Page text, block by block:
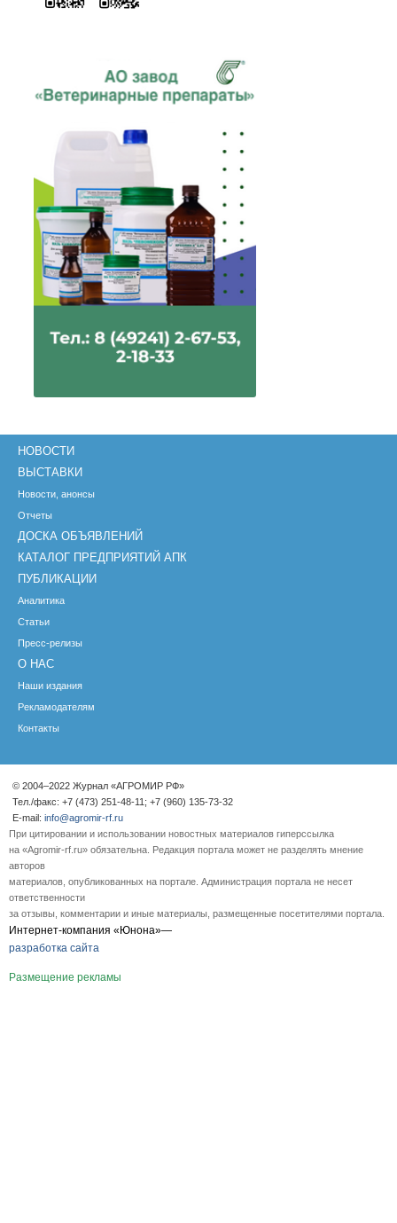
НОВОСТИ
ВЫСТАВКИ
Новости, анонсы
Отчеты
ДОСКА ОБЪЯВЛЕНИЙ
КАТАЛОГ ПРЕДПРИЯТИЙ АПК
ПУБЛИКАЦИИ
Аналитика
Статьи
Пресс-релизы
О НАС
Наши издания
Рекламодателям
Контакты
© 2004–2022 Журнал «АГРОМИР РФ»
Тел./факс: +7 (473) 251-48-11; +7 (960) 135-73-32
E-mail: info@agromir-rf.ru
При цитировании и использовании новостных материалов гиперссылка
на «Agromir-rf.ru» обязательна. Редакция портала может не разделять мнение
авторов
материалов, опубликованных на портале. Администрация портала не несет
ответственности
за отзывы, комментарии и иные материалы, размещенные посетителями портала.
Интернет-компания «Юнона»—
разработка сайта
Размещение рекламы